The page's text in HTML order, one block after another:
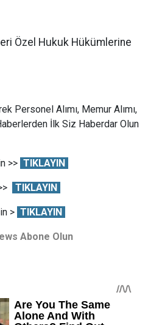
Özel Hukuk Hükümlerine
Personel Alımı, Memur Alımı,
İlk Siz Haberdar Olun
>> TIKLAYIN
TIKLAYIN
> TIKLAYIN
Abone Olun